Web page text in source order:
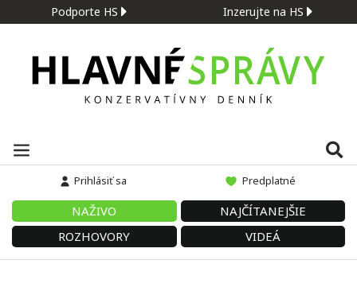
Podporte HS Inzerujte na HS
Prihlásiť sa Predplatné
NAŽIVO
NAJČÍTANEJŠIE
ROZHOVORY
VIDEÁ